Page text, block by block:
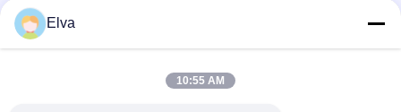
15cbm Clamshell Grab Bucket 無線リモコン
第一次製品のためにリモート・コントロール12CBMラジオのク
Elva
10:55 AM